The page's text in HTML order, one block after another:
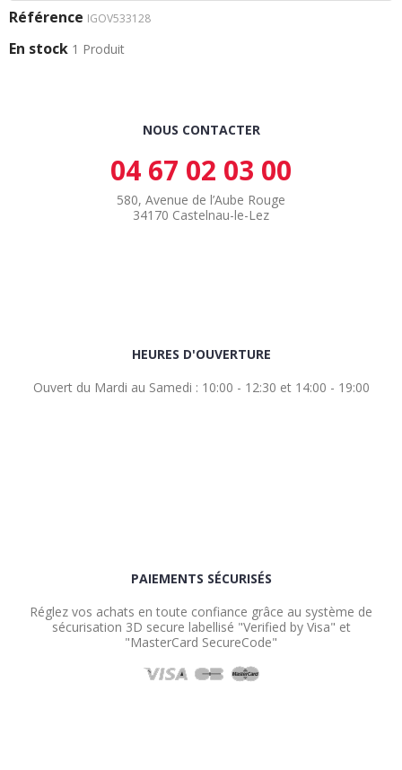
Référence IGOV533128
En stock 1 Produit
NOUS CONTACTER
04 67 02 03 00
580, Avenue de l’Aube Rouge
34170 Castelnau-le-Lez
HEURES D'OUVERTURE
Ouvert du Mardi au Samedi : 10:00 - 12:30 et 14:00 - 19:00
PAIEMENTS SÉCURISÉS
Réglez vos achats en toute confiance grâce au système de
sécurisation 3D secure labellisé "Verified by Visa" et
"MasterCard SecureCode"